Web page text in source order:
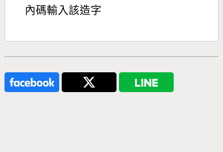
內碼輸入該造字